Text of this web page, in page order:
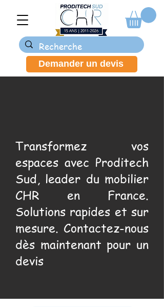
Demander un devis
Transformez vos
espaces avec Proditech
Sud, leader du mobilier
CHR en France.
Solutions rapides et sur
mesure. Contactez-nous
dès maintenant pour un
devis